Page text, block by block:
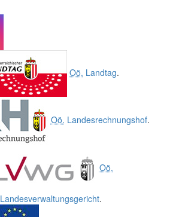
Oö. Landtag.
Oö. Landesrechnungshof.
Oö.
Landesverwaltungsgericht.